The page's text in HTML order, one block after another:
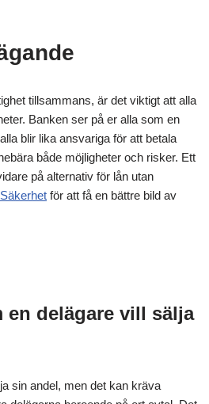
tillsammans, är det viktigt att alla
Banken ser på er alla som en
blir lika ansvariga för att betala
både möjligheter och risker. Ett
på alternativ för lån utan
för att få en bättre bild av
en delägare vill sälja
sin andel, men det kan kräva